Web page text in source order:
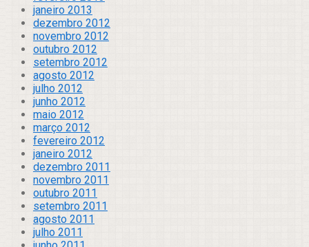
janeiro 2013
dezembro 2012
novembro 2012
outubro 2012
setembro 2012
agosto 2012
julho 2012
junho 2012
maio 2012
março 2012
fevereiro 2012
janeiro 2012
dezembro 2011
novembro 2011
outubro 2011
setembro 2011
agosto 2011
julho 2011